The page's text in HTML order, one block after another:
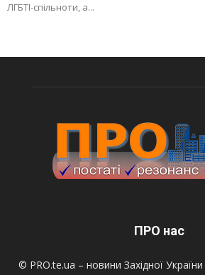
ЛГБТІ-спільноти, а...
ПРО нас
© PRO.te.ua – новини Західної